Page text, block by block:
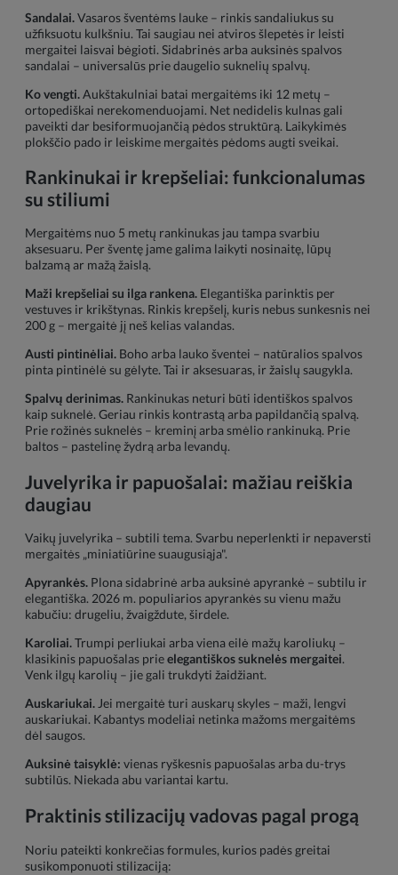
Sandalai.Vasaros šventėms lauke – rinkis sandaliukus su
užfiksuotu kulkšniu. Tai saugiau nei atviros šlepetės ir leisti
mergaitei laisvai bėgioti. Sidabrinės arba auksinės spalvos
sandalai – universalūs prie daugelio suknelių spalvų.
Ko vengti.Aukštakulniai batai mergaitėms iki 12 metų –
ortopediškai nerekomenduojami. Net nedidelis kulnas gali
paveikti dar besiformuojančią pėdos struktūrą. Laikykimės
plokščio pado ir leiskime mergaitės pėdoms augti sveikai.
Rankinukai ir krepšeliai: funkcionalumas
su stiliumi
Mergaitėms nuo 5 metų rankinukas jau tampa svarbiu
aksesuaru. Per šventę jame galima laikyti nosinaitę, lūpų
balzamą ar mažą žaislą.
Maži krepšeliai su ilga rankena. Elegantiška parinktis per
vestuves ir krikštynas. Rinkis krepšelį, kuris nebus sunkesnis nei
200 g – mergaitė jį neš kelias valandas.
Austi pintinėliai. Boho arba lauko šventei – natūralios spalvos
pinta pintinėlė su gėlyte. Tai ir aksesuaras, ir žaislų saugykla.
Spalvų derinimas. Rankinukas neturi būti identiškos spalvos
kaip suknelė. Geriau rinkis kontrastą arba papildančią spalvą.
Prie rožinės suknelės – kreminį arba smėlio rankinuką. Prie
baltos – pastelinę žydrą arba levandų.
Juvelyrika ir papuošalai: mažiau reiškia
daugiau
Vaikų juvelyrika – subtili tema. Svarbu neperlenkti ir nepaversti
mergaitės „miniatiūrine suaugusiąja".
Apyrankės. Plona sidabrinė arba auksinė apyrankė – subtilu ir
elegantiška. 2026 m. populiarios apyrankės su vienu mažu
kabučiu: drugeliu, žvaigždute, širdele.
Karoliai.Trumpi perliukai arba viena eilė mažų karoliukų –
klasikinis papuošalas prieelegantiškos suknelės mergaitei.
Venk ilgų karolių – jie gali trukdyti žaidžiant.
Auskariukai. Jei mergaitė turi auskarų skyles – maži, lengvi
auskariukai. Kabantys modeliai netinka mažoms mergaitėms
dėl saugos.
Auksinė taisyklė: vienas ryškesnis papuošalas arba du-trys
subtilūs. Niekada abu variantai kartu.
Praktinis stilizacijų vadovas pagal progą
Noriu pateikti konkrečias formules, kurios padės greitai
susikomponuoti stilizaciją: